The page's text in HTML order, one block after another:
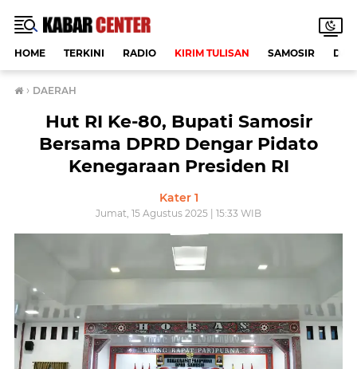
HOME TERKINI RADIO KIRIM TULISAN SAMOSIR
› DAERAH
Hut RI Ke-80, Bupati Samosir
Bersama DPRD Dengar Pidato
Kenegaraan Presiden RI
Kater 1
Jumat, 15 Agustus 2025 | 15:33 WIB